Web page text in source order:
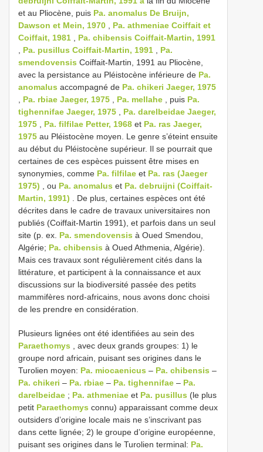
et au Pliocène, puis Pa. anomalus De Bruijn,
Dawson et Mein, 1970
Pa. athmeniae Coiffait et
Coiffait, 1981
Pa. chibensis Coiffait-Martin, 1991
Pa. pusillus Coiffait-Martin, 1991
Pa.
smendovensis Coiffait-Martin, 1991 au Pliocène,
avec la persistance au Pléistocène inférieure de Pa.
anomalus accompagné de Pa. chikeri Jaeger, 1975
Pa. rbiae Jaeger, 1975 Pa. mellahe , puis Pa.
tighennifae Jaeger, 1975
Pa. darelbeidae Jaeger,
1975
Pa. filfilae Petter, 1968 et Pa. ras Jaeger,
1975 au Pléistocène moyen. Le genre s’éteint ensuite
au début du Pléistocène supérieur. Il se pourrait que
certaines de ces espèces puissent être mises en
synonymies, comme Pa. filfilae et Pa. ras (Jaeger
1975) , ou Pa. anomalus et Pa. debruijni (Coiffait-
Martin, 1991) . De plus, certaines espèces ont été
décrites dans le cadre de travaux universitaires non
publiés (Coiffait-Martin 1991), et parfois dans un seul
site (p. ex. Pa. smendovensis à Oued Smendou,
Algérie; Pa. chibensis à Oued Athmenia, Algérie).
Mais ces travaux sont régulièrement cités dans la
littérature, et participent à la connaissance et aux
discussions sur la biodiversité passée des petits
mammifères nord-africains, nous avons donc choisi
de les prendre en considération.
Plusieurs lignées ont été identifiées au sein des
Paraethomys , avec deux grands groupes: 1) le
groupe nord africain, puisant ses origines dans le
Turolien moyen: Pa. miocaenicus – Pa. chibensis –
Pa. chikeri – Pa. rbiae – Pa. tighennifae – Pa.
darelbeidae ; Pa. athmeniae et Pa. pusillus (le plus
petit Paraethomys connu) apparaissant comme deux
outsiders d’origine locale mais ne s’inscrivant pas
dans cette lignée; 2) le groupe d’origine européenne,
puisant ses origines dans le Turolien terminal: Pa.